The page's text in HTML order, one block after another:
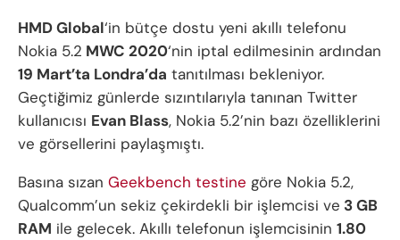
HMD Global‘in bütçe dostu yeni akıllı telefonu
Nokia 5.2 MWC 2020‘nin iptal edilmesinin ardından
19 Mart’ta Londra’da tanıtılması bekleniyor.
Geçtiğimiz günlerde sızıntılarıyla tanınan Twitter
kullanıcısı Evan Blass, Nokia 5.2’nin bazı özelliklerini
ve görsellerini paylaşmıştı.
Basına sızan Geekbench testine göre Nokia 5.2,
Qualcomm’un sekiz çekirdekli bir işlemcisi ve 3 GB
RAM ile gelecek. Akıllı telefonun işlemcisinin 1.80